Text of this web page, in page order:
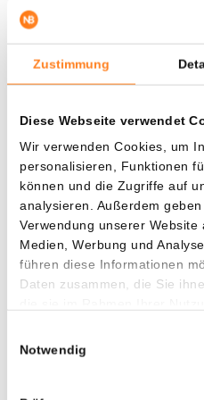
Zustimmung
Diese Webseite verwendet
Wir verwenden Cookies, um
personalisieren, Funktionen
können und die Zugriffe auf
analysieren. Außerdem
Verwendung unserer
Medien, Werbung und
führen diese Informationen
Daten zusammen, die Sie
Notwendig
Anders als viele andere
Zyklen getrieben sind, will
funktionalen Blockchain-
eine echte Infrastruktur für
schaffen. Dafür baut Little
Layer-2-Blockchain-
Die Tatsache, dass Little
anstatt sich allein auf Hype
dieses Krypto-Asset von